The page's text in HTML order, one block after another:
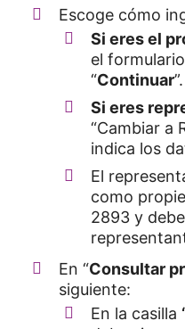
Escoge cómo
Si eres el
el
“Continuar”.
Si eres
“Cambiar a
indica los
El
como
2893 y
En “Consultar
siguiente:
En la casilla